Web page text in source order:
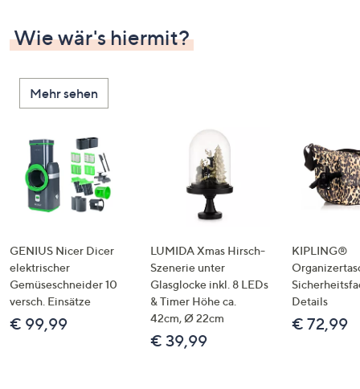
Wie wär's hiermit?
Mehr sehen
GENIUS Nicer Dicer
elektrischer
Gemüseschneider 10
versch. Einsätze
€ 99,99
LUMIDA Xmas Hirsch-
Szenerie unter
Glasglocke inkl. 8 LEDs
& Timer Höhe ca.
42cm, Ø 22cm
€ 39,99
KIPLING®
Details
€ 72,99